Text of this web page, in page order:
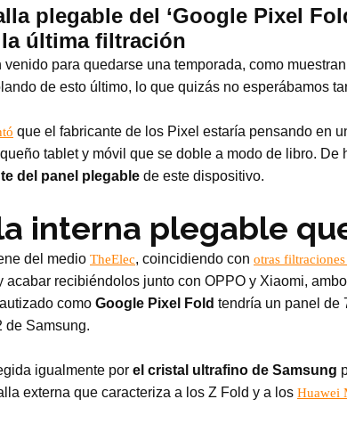
plegable del ‘Google Pixel
última filtración
venido para quedarse una temporada, como
de esto último, lo que quizás no esperábamos
que el fabricante de los Pixel estaría pensando en
tablet y móvil que se doble a modo de libro.
del panel plegable de este dispositivo.
interna plegable
del medio TheElec, coincidiendo con otras
recibiéndolos junto con OPPO y Xiaomi,
como Google Pixel Fold tendría un panel de
de Samsung.
igualmente por el cristal ultrafino de Samsung
externa que caracteriza a los Z Fold y a los Huawei